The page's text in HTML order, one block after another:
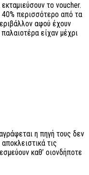
το voucher.
40% περισσότερο από τα
αφού έχουν
είχαν μέχρι
η πηγή τους δεν
τις
καθ’ οιονδήποτε